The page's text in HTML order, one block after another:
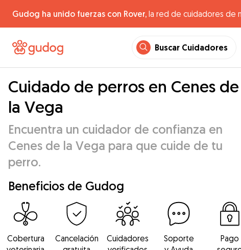
Gudog ha unido fuerzas con Rover, la red de cuidadores de
Buscar Cuidadores
Cuidado de perros en Cenes de
la Vega
Encuentra un cuidador de confianza en
Cenes de la Vega para que cuide de tu
perro.
Beneficios de Gudog
Cobertura
Cancelación
Cuidadores
Soporte
Pago